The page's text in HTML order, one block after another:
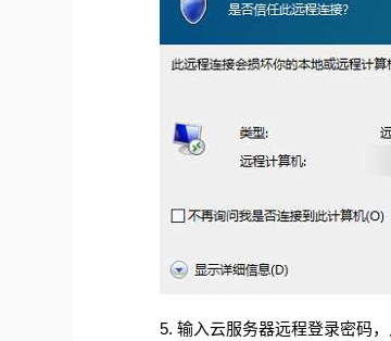
5. 输入云服务器远程登录密码，